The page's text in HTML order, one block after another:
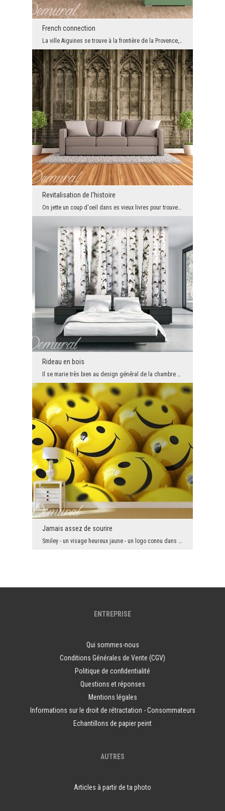
French connection
Revitalisation de l'histoire
Rideau en bois
Jamais assez de sourire
ENTREPRISE
Qui sommes-nous
Conditions Générales de Vente (CGV)
Politique de confidentialité
Questions et réponses
Mentions légales
Informations sur le droit de rétractation - Consommateurs
Echantillons de papier peint
AUTRES
Articles à partir de ta photo